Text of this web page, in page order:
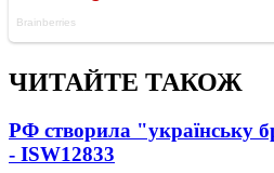
ЧИТАЙТЕ ТАКОЖ
РФ створила "українську
- ISW12833